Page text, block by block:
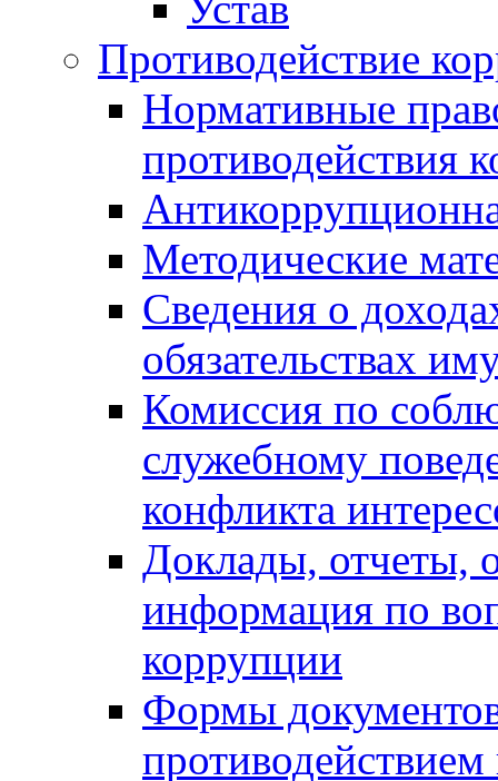
Противодействие
Нормативные
противодействия
Методические
Сведения о
обязательствах
Комиссия по
служебному
конфликта
Доклады, отчеты,
информация по
коррупции
Формы